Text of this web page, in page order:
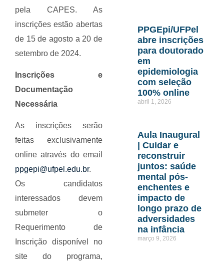
pela CAPES. As
inscrições estão abertas
de 15 de agosto a 20 de
setembro de 2024.
Inscrições e
Documentação
Necessária
As inscrições serão
feitas exclusivamente
online através do email
ppgepi@ufpel.edu.br.
Os candidatos
interessados devem
submeter o
Requerimento de
Inscrição disponível no
site do programa,
PPGEpi/UFPel
abre inscrições
para doutorado
em
epidemiologia
com seleção
100% online
abril 1, 2026
Aula Inaugural
| Cuidar e
reconstruir
juntos: saúde
mental pós-
enchentes e
impacto de
longo prazo de
adversidades
na infância
março 9, 2026